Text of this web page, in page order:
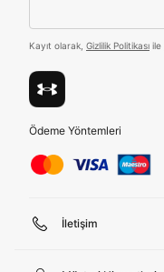
Kayıt olarak, Gizlilik Politikası ile
Ödeme Yöntemleri
İletişim